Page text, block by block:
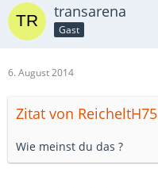
transarena
Gast
6. August 2014
Zitat von ReicheltH75
Wie meinst du das ?